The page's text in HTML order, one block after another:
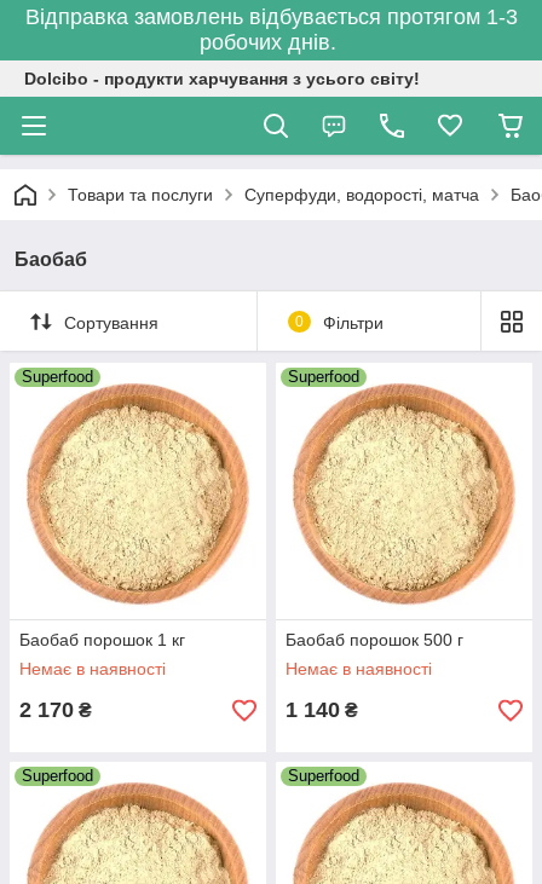
Відправка замовлень відбувається протягом 1-3
робочих днів.
Dolcibo - продукти харчування з усього світу!
Товари та послуги Суперфуди, водорості, матча
Баобаб
Сортування 0 Фільтри
Superfood
Баобаб порошок 1 кг
Немає в наявності
2 170 ₴
Superfood
Баобаб порошок 500 г
Немає в наявності
1 140 ₴
Superfood Superfood